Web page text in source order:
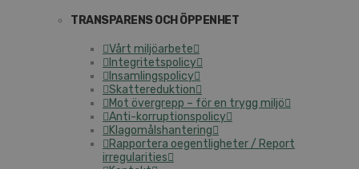
TRANSPARENS OCH ÖPPENHET
Vårt miljöarbete
Integritetspolicy
Insamlingspolicy
Skattereduktion
Mot övergrepp – för en trygg miljö
Anti-korruptionspolicy
Klagomålshantering
Rapportera oegentligheter / Report
irregularities